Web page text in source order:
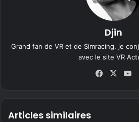
Djin
Grand fan de VR et de Simracing, je
avec le site VR
Fa
X
Articles similaires